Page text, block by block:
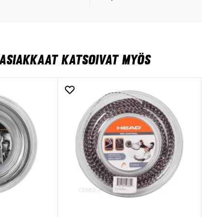
KATSOIVAT MYÖS